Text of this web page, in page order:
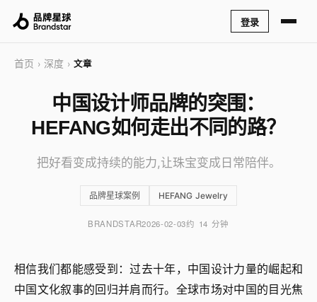
登录
首页 › 深度 › 文章
中国设计师品牌的突围：
HEFANG如何走出不同的路？
把好看变成持续的能力,让珠宝变成日常陪伴。
品牌星球案例 HEFANG Jewelry
BRANDSTAR2026-02-03约 14 分钟
相信我们都能感受到：过去十年，中国设计力量的崛起和
中国文化叙事的回归并肩而行。全球市场对中国的目光焦